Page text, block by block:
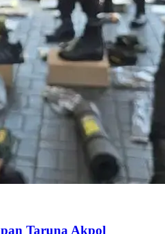
Taruna Akpol